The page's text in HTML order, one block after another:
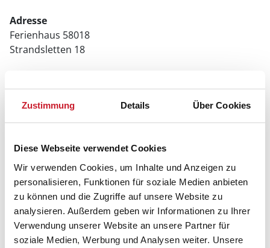
Zustimmung Details Über Cookies
Diese Webseite verwendet Cookies
Wir verwenden Cookies, um Inhalte und Anzeigen zu
personalisieren, Funktionen für soziale Medien anbieten
zu können und die Zugriffe auf unsere Website zu
analysieren. Außerdem geben wir Informationen zu Ihrer
Verwendung unserer Website an unsere Partner für
soziale Medien, Werbung und Analysen weiter. Unsere
Adresse
Ferienhaus 58018
Strandsletten 18